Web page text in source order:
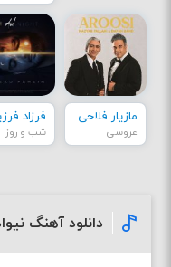
مازیار فلاحی
عروسی
فرزاد
شب و روز
دانلود آهنگ